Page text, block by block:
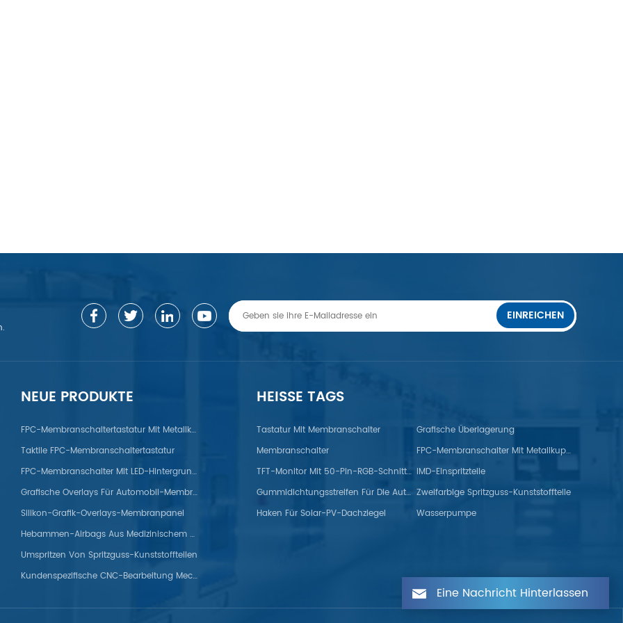
Zink/Titan/ABS/PP/PET/PC/PS/Nylon/POM/PVC/PMMA/PEEK
EINREICHEN
NEUE PRODUKTE
FPC-Membranschaltertastatur Mit Metallkuppel
Taktile FPC-Membranschaltertastatur
FPC-Membranschalter Mit LED-Hintergrundbeleuchtung
Grafische Overlays Für Automobil-Membranpanels
Silikon-Grafik-Overlays-Membranpanel
Hebammen-Airbags Aus Medizinischem Silikon
Umspritzen Von Spritzguss-Kunststoffteilen
Kundenspezifische CNC-Bearbeitung Mechanischer Titanteile
HEISSE TAGS
Tastatur Mit Membranschalter
Grafische Überlagerung
Membranschalter
FPC-Membranschalter Mit Metallkuppel
TFT-Monitor Mit 50-Pin-RGB-Schnittstelle IMD-Einspritzteile
Gummidichtungsstreifen Für Die Automobilindustrie Zweifarbige Spritzguss-Kunststoffteile
Haken Für Solar-PV-Dachziegel
Wasserpumpe
Eine Nachricht Hinterlassen